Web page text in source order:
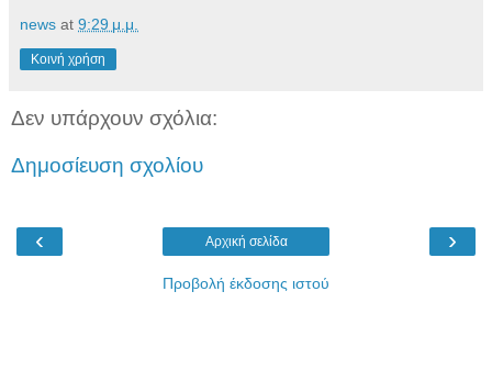
news at 9:29 μ.μ.
Κοινή χρήση
Δεν υπάρχουν σχόλια:
Δημοσίευση σχολίου
‹ ›
Αρχική σελίδα
Προβολή έκδοσης ιστού